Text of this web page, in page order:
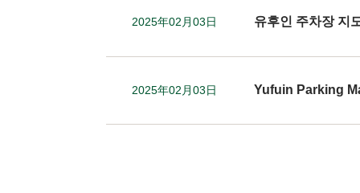
2025年02月03日 유후인 주차장 지
2025年02月03日 Yufuin Parking